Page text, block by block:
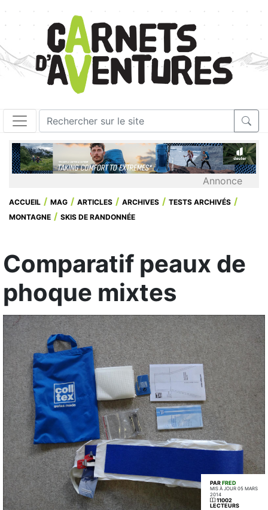
Annonce
ACCUEIL MAG ARTICLES ARCHIVES
TESTS ARCHIVÉS
MONTAGNE
SKIS DE RANDONNÉE
Comparatif peaux de
phoque mixtes
PARFRED
MIS À JOUR 05 MARS
2014
11002
LECTEURS